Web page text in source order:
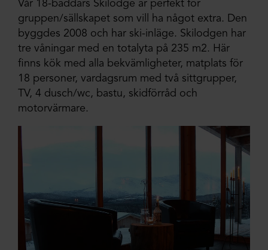
Vår 18-bäddars Skilodge är perfekt för
gruppen/sällskapet som vill ha något extra. Den
byggdes 2008 och har ski-inläge. Skilodgen har
tre våningar med en totalyta på 235 m2. Här
finns kök med alla bekvämligheter, matplats för
18 personer, vardagsrum med två sittgrupper,
TV, 4 dusch/wc, bastu, skidförråd och
motorvärmare.